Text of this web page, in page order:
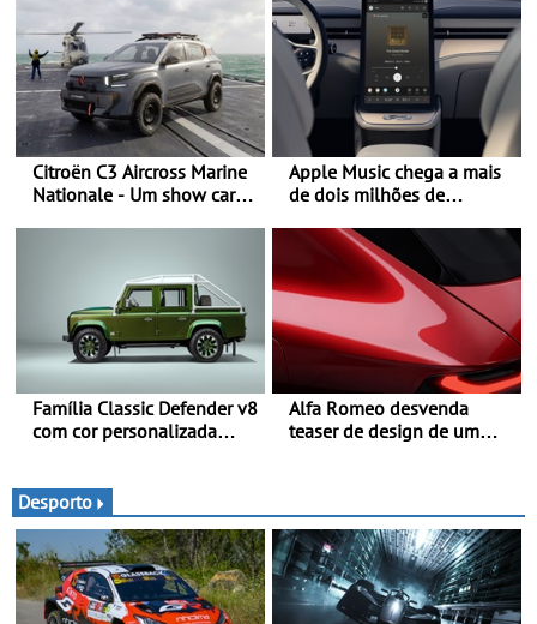
Citroën C3 Aircross Marine
Nationale - Um show car
Apple Music chega a mais
de dois milhões de
Família Classic Defender v8
com cor personalizada
Alfa Romeo desvenda
teaser de design de um
trimestre de 2027
Desporto